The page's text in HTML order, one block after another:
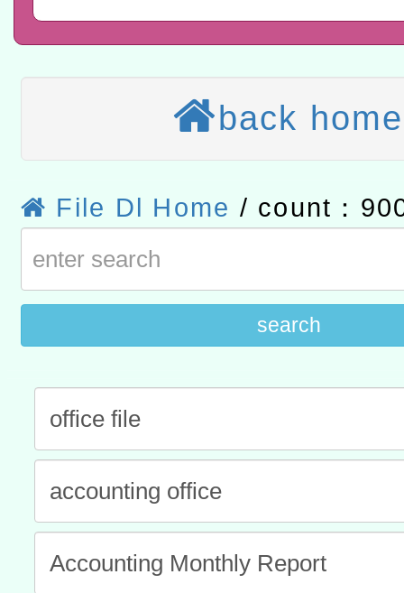
北場」計畫
班」招生簡章及EDM
共融平台-教案暨教學示範
章
教育部國民及學前教育署
COVID-19疫苗接種計畫
擴大為「滿6個月以上尚
措施，延長至115年9月28
轉知經濟部水利署委託財
研究院辦理「115年表揚
位及節水達人選拔活動」
115年8月22日(星期六)辦
市孔廟祈福系列活動—儒
航」
2026年桃園地景藝術節教
「2026桃園藝術巡演」活
宜
轉知教育部國民及學前教
灣師範大學辦理「114至
進學校輔導計畫師資專業
計畫
函轉國家教育研究院中心
民族教育政策研討會「原
趨勢與發展」
轉知教育部國民及學前教
政府教育局辦理「115年
研習實施計畫－夢的N次
北場」計畫
函轉國立臺灣師範大學辦
臺北學習中心115年度第2
班」招生簡章及EDM
轉知有關國立成功大學辦
共融平台-教案暨教學示範
章
教育部國民及學前教育署
COVID-19疫苗接種計畫
擴大為「滿6個月以上尚未
back home
File Dl Home / count：
search